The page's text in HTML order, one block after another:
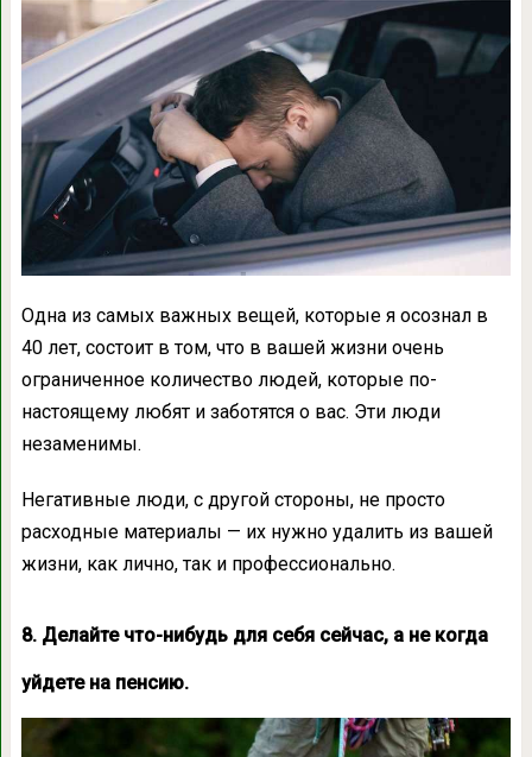
Одна из самых важных вещей, которые я осознал в
40 лет, состоит в том, что в вашей жизни очень
ограниченное количество людей, которые по-
настоящему любят и заботятся о вас. Эти люди
незаменимы.
Негативные люди, с другой стороны, не просто
расходные материалы — их нужно удалить из вашей
жизни, как лично, так и профессионально.
8. Делайте что-нибудь для себя сейчас, а не когда
уйдете на пенсию.